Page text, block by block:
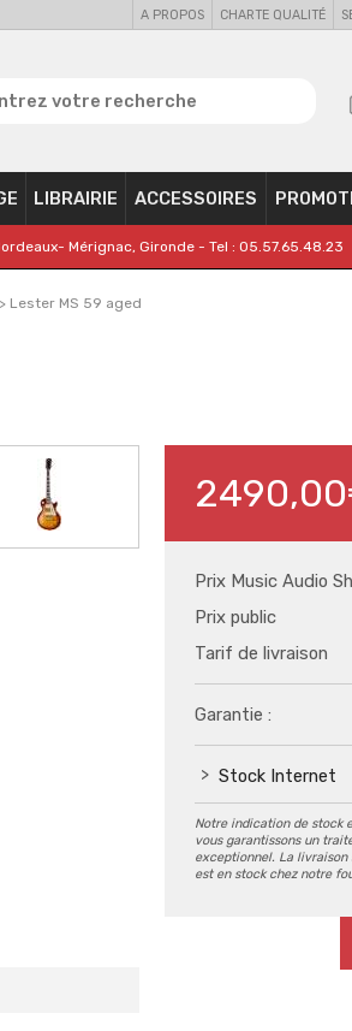
A PROPOS CHARTE QUALITÉ
LIBRAIRIE ACCESSOIRES
Mérignac, Gironde - Tel : 05.57.65.48.23
> Lester MS 59 aged
Prix Music Audio
Prix public
Tarif de livraison
Garantie :
Stock Internet
Notre indication de stock
vous garantissons un
exceptionnel. La
est en stock chez notre